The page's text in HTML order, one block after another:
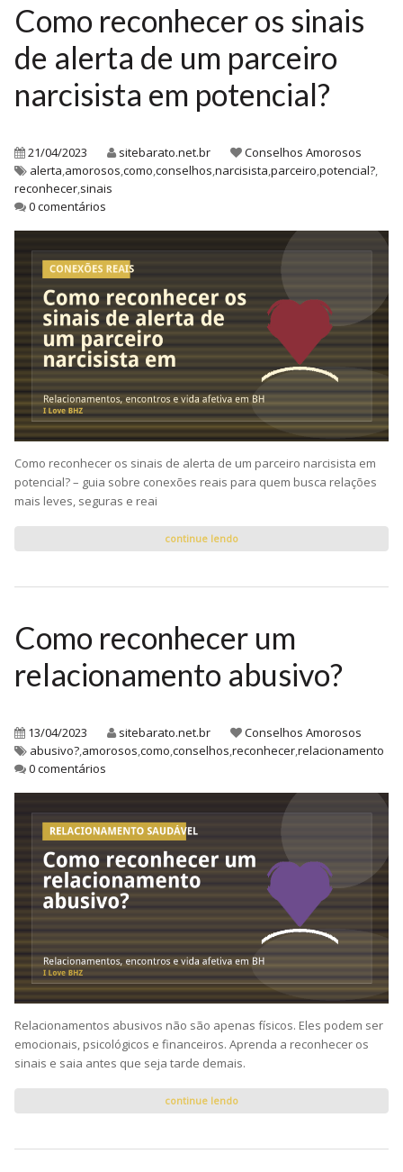
Como reconhecer os sinais
de alerta de um parceiro
narcisista em potencial?
21/04/2023 sitebarato.net.br
Conselhos Amorosos
alerta,amorosos,como,conselhos,narcisista,parceiro,potencial?,
reconhecer,sinais
0 comentários
Como reconhecer os sinais de alerta de um parceiro narcisista em
potencial? – guia sobre conexões reais para quem busca relações
mais leves, seguras e reai
continue lendo
Como reconhecer um
relacionamento abusivo?
13/04/2023 sitebarato.net.br
Conselhos Amorosos
abusivo?,amorosos,como,conselhos,reconhecer,relacionamento
0 comentários
Relacionamentos abusivos não são apenas físicos. Eles podem ser
emocionais, psicológicos e financeiros. Aprenda a reconhecer os
sinais e saia antes que seja tarde demais.
continue lendo